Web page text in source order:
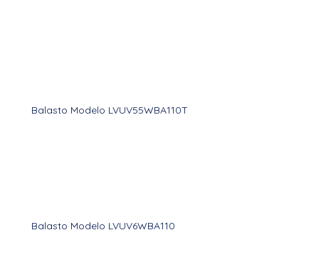
Balasto Modelo LVUV55WBA110T
Balasto Modelo LVUV6WBA110